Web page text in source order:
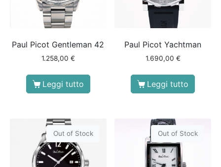
Paul Picot Gentleman 42
1.258,00 €
Leggi tutto
Paul Picot Yachtman
1.690,00 €
Leggi tutto
Out of Stock Out of Stock